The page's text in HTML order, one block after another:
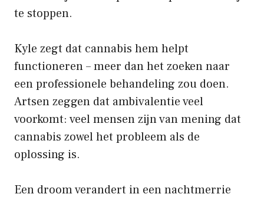
te stoppen.
Kyle zegt dat cannabis hem helpt
functioneren – meer dan het zoeken naar
een professionele behandeling zou doen.
Artsen zeggen dat ambivalentie veel
voorkomt: veel mensen zijn van mening dat
cannabis zowel het probleem als de
oplossing is.
Een droom verandert in een nachtmerrie